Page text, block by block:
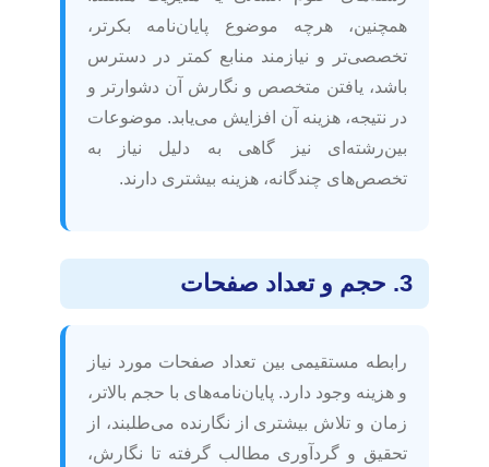
همچنین، هرچه موضوع پایان‌نامه بکرتر،
تخصصی‌تر و نیازمند منابع کمتر در دسترس
باشد، یافتن متخصص و نگارش آن دشوارتر و
در نتیجه، هزینه آن افزایش می‌یابد. موضوعات
بین‌رشته‌ای نیز گاهی به دلیل نیاز به
تخصص‌های چندگانه، هزینه بیشتری دارند.
3. حجم و تعداد صفحات
رابطه مستقیمی بین تعداد صفحات مورد نیاز
و هزینه وجود دارد. پایان‌نامه‌های با حجم بالاتر،
زمان و تلاش بیشتری از نگارنده می‌طلبند، از
تحقیق و گردآوری مطالب گرفته تا نگارش،